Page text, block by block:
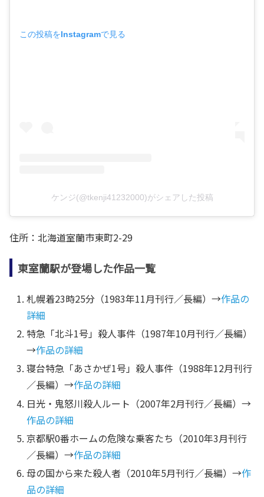
この投稿をInstagramで見る
ケンジ(@tkenji41232000)がシェアした投稿
住所：北海道室蘭市東町2-29
東室蘭駅が登場した作品一覧
札幌着23時25分（1983年11月刊行／長編）→作品の
詳細
特急「北斗1号」殺人事件（1987年10月刊行／長編）
→作品の詳細
寝台特急「あさかぜ1号」殺人事件（1988年12月刊行
／長編）→作品の詳細
日光・鬼怒川殺人ルート（2007年2月刊行／長編）→
作品の詳細
京都駅0番ホームの危険な乗客たち（2010年3月刊行
／長編）→作品の詳細
母の国から来た殺人者（2010年5月刊行／長編）→作
品の詳細